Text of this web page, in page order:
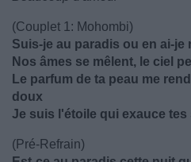
(Couplet 1: Mohombi)
Suis-je au paradis ou en ai-je
Nos âmes se mêlent, le ciel
Le parfum de ta peau me
doux
Je suis l'étoile qui exauce
(Pré-Refrain)